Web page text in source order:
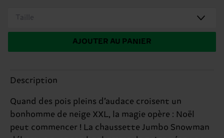
Taille
AJOUTER AU PANIER
Description
Quand des pois pleins d’audace croisent un
bonhomme de neige XXL, la magie opère : Noël
peut commencer ! La chaussette Jumbo Snowman